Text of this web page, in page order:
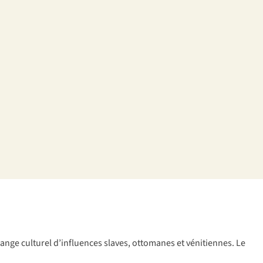
culturel d’influences slaves, ottomanes et vénitiennes. Le